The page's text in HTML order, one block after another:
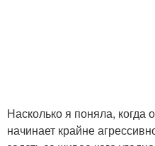
Насколько я поняла, когда
начинает крайне